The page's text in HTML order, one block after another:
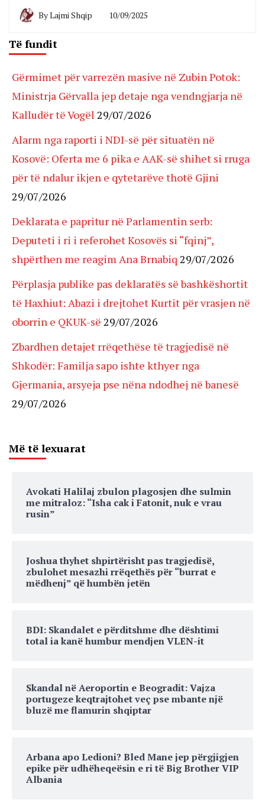
ByLajmi Shqip 10/09/2025
Të fundit
Gërmimet për varrezën masive në Zubin Potok:
Ministrja Gërvalla jep detaje nga vendngjarja në
Kalludër të Vogël 29/07/2026
Alarm nga raporti i NDI-së për situatën në
Kosovë: Oferta me 6 pika e AAK-së shihet si rruga
për të ndalur ikjen e qytetarëve thotë Gjini
29/07/2026
Deklarata e papritur në Parlamentin serb:
Deputeti i ri i referohet Kosovës si “fqinj”,
shpërthen me reagim Ana Brnabiq 29/07/2026
Përplasja publike pas deklaratës së bashkëshortit
të Haxhiut: Abazi i drejtohet Kurtit për vrasjen në
oborrin e QKUK-së 29/07/2026
Zbardhen detajet rrëqethëse të tragjedisë në
Shkodër: Familja sapo ishte kthyer nga
Gjermania, arsyeja pse nëna ndodhej në banesë
29/07/2026
Më të lexuarat
Avokati Halilaj zbulon plagosjen dhe sulmin
me mitraloz: “Isha cak i Fatonit, nuk e vrau
rusin”
Joshua thyhet shpirtërisht pas tragjedisë,
zbulohet mesazhi rrëqethës për “burrat e
mëdhenj” që humbën jetën
BDI: Skandalet e përditshme dhe dështimi
total ia kanë humbur mendjen VLEN-it
Skandal në Aeroportin e Beogradit: Vajza
portugeze keqtrajtohet veç pse mbante një
bluzë me flamurin shqiptar
Arbana apo Ledioni? Bled Mane jep përgjigjen
epike për udhëheqeësin e ri të Big Brother VIP
Albania